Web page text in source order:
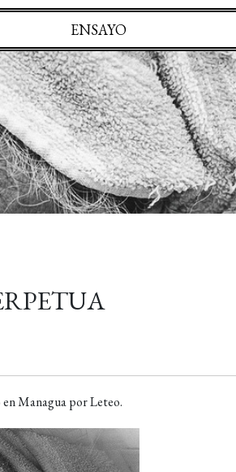
ENSAYO
Managua por Leteo.